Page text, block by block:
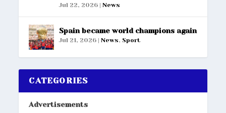
Jul 22, 2026 |News
Spain became world champions again
Jul 21, 2026 |News, Sport
CATEGORIES
Advertisements